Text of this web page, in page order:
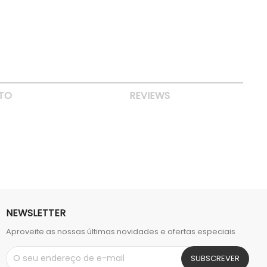
REVIEWS
NEWSLETTER
Aproveite as nossas últimas novidades e ofertas especiais